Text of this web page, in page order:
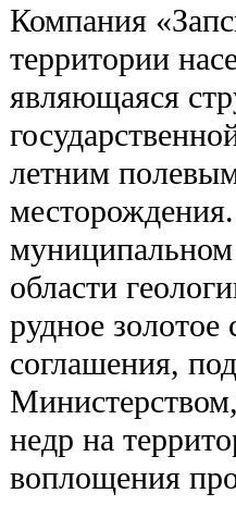
Компания
территории
являющаяся
летним
муниципальном
области
рудное золотое
соглашения,
недр на
воплощения